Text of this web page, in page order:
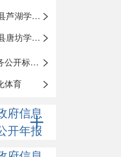
高青县芦湖学区中心小学
高青县唐坊学区中心小学
基层政务公开标准化规范化
体育
府信息
开年报